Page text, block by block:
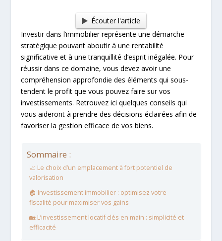
Écouter l'article
Investir dans l’immobilier représente une démarche
stratégique pouvant aboutir à une rentabilité
significative et à une tranquillité d’esprit inégalée. Pour
réussir dans ce domaine, vous devez avoir une
compréhension approfondie des éléments qui sous-
tendent le profit que vous pouvez faire sur vos
investissements. Retrouvez ici quelques conseils qui
vous aideront à prendre des décisions éclairées afin de
favoriser la gestion efficace de vos biens.
Sommaire :
📈 Le choix d’un emplacement à fort potentiel de
valorisation
🏠 Investissement immobilier : optimisez votre
fiscalité pour maximiser vos gains
🏡 L’investissement locatif clés en main : simplicité et
efficacité